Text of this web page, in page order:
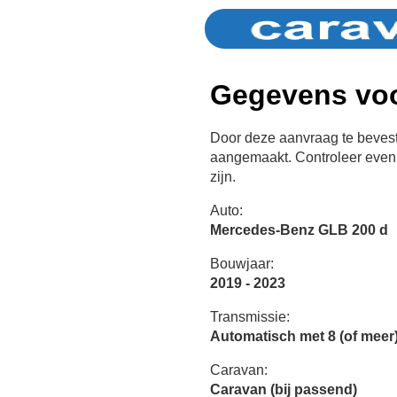
Gegevens
Door deze aanvraag te
aangemaakt. Controleer
zijn.
Auto:
Mercedes-Benz GLB 200 d
Bouwjaar:
2019 - 2023
Transmissie:
Automatisch met 8 (of
Caravan:
Caravan (bij passend)